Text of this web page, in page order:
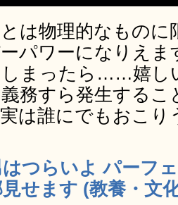
は物理的なもの
パワーになりえ
しまったら……嬉し
務すら発生するこ
は誰にでもおこ
はつらいよ パーフ
せます (教養・文